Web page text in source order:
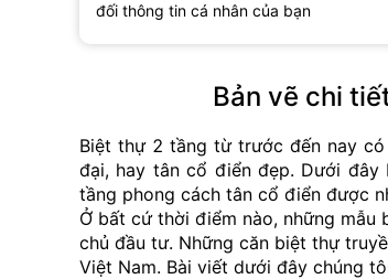
đối thông tin cá nhân của bạn
Bản vẽ chi
Biệt thự 2 tầng từ trước đến nay
đại, hay tân cổ điển đẹp. Dưới
tầng phong cách tân cổ điển được
Ở bất cứ thời điểm nào, những
chủ đầu tư. Những căn biệt thự
Việt Nam. Bài viết dưới đây chúng